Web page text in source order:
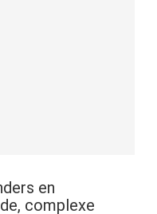
en
complexe